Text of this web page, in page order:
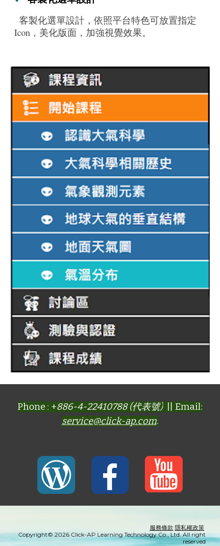
客製化選單設計，依照平台特色可放置指定
Icon，美化版面，加強視覺效果。
Phone : +886-4-22410788 (代表號)|| Email:
service@click-ap.com.
服務條款 隱私權政策
Copyright© 2026 Click-AP Learning Technology Co., Ltd. All right
reserved